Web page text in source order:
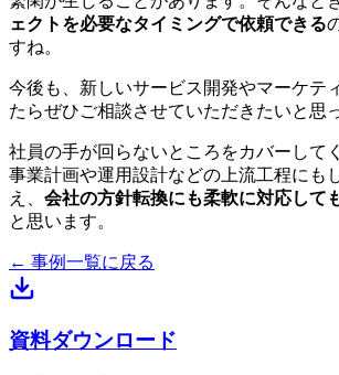
ェクトを必要なタイミングで依頼できる
すね。
今後も、新しいサービス開発やマーケテ
たらぜひご相談させていただきたいと思
社員の手が回らないところをカバーして
事業計画や運用設計などの上流工程にも
え、 会社の方針転換にも柔軟に対応して
と思います。
← 事例一覧に戻る
資料ダウンロード